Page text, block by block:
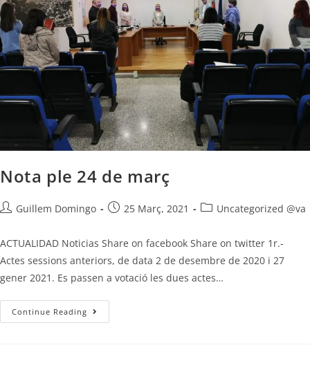
Nota ple 24 de març
Guillem Domingo 25 Març, 2021 Uncategorized @va
ACTUALIDAD Noticias Share on facebook Share on twitter 1r.-
Actes sessions anteriors, de data 2 de desembre de 2020 i 27
gener 2021. Es passen a votació les dues actes…
Continue Reading